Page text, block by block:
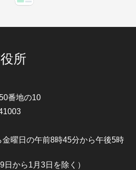
所
番地の10
曜日の午前8時45分から午後5時
日から1月3日を除く）